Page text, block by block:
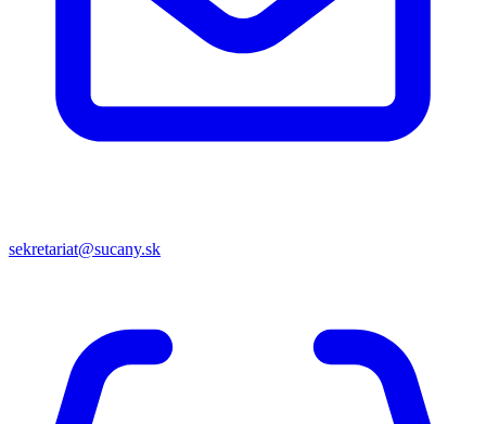
sekretariat@sucany.sk